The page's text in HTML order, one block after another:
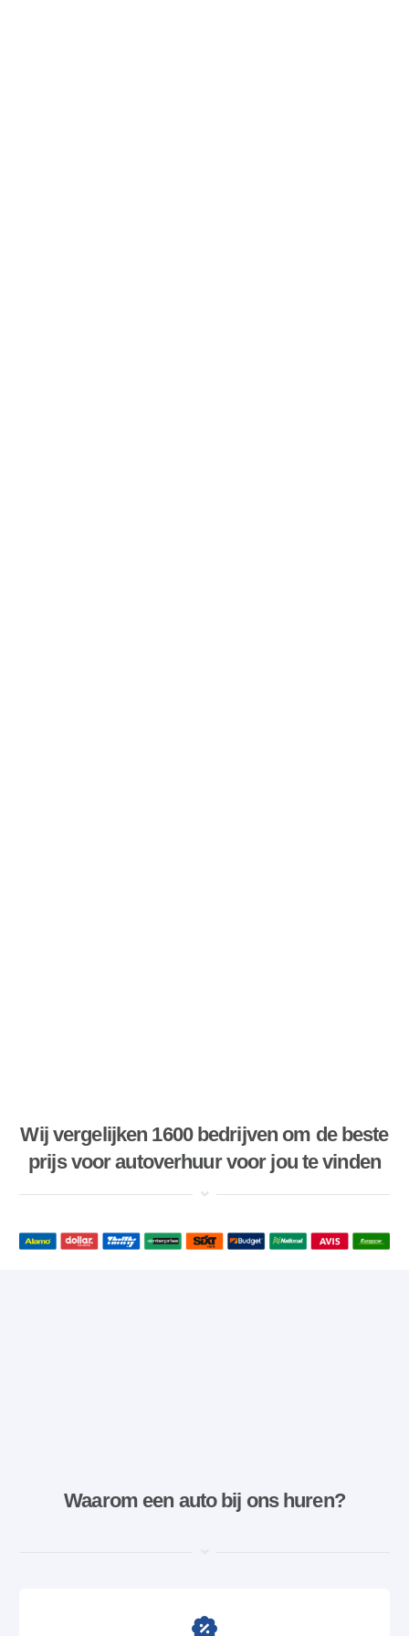
Wij vergelijken 1600 bedrijven om de beste
prijs voor autoverhuur voor jou te vinden
Waarom een ​​auto bij ons huren?